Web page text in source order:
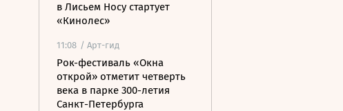
в Лисьем Носу стартует
«Кинолес»
11:08 / Арт-гид
Рок-фестиваль «Окна
открой» отметит четверть
века в парке 300-летия
Санкт-Петербурга